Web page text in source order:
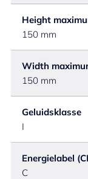
Height
150 mm
Width
150 mm
Geluidsklasse
I
Energielabel
C